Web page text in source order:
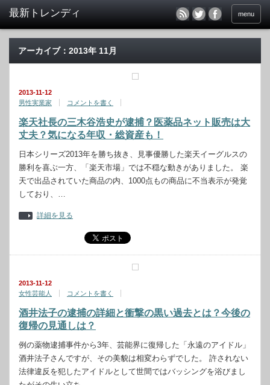
menu
アーカイブ：2013年 11月
2013-11-12
男性実業家
コメントを書く
楽天社長の三木谷浩史が逮捕？医薬品ネット販売は大
丈夫？気になる年収・総資産も！
日本シリーズ2013年を勝ち抜き、見事優勝した楽天イーグルスの
勝利を喜ぶ一方、「楽天市場」では不穏な動きがありました。 楽
天で出品されていた商品の内、1000点もの商品に不当表示が発覚
しており、…
詳細を見る
2013-11-12
女性芸能人
コメントを書く
酒井法子の逮捕の詳細と衝撃の黒い過去とは？今後の
復帰の見通しは？
例の薬物逮捕事件から3年、芸能界に復帰した「永遠のアイドル」
酒井法子さんですが、その美貌は相変わらずでした。 許されない
法律違反を犯したアイドルとして世間ではバッシングを浴びまし